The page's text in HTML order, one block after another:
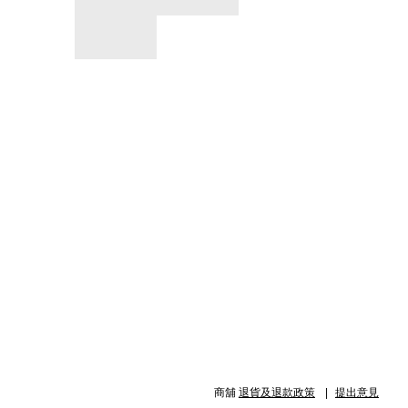
商舖 退貨及退款政策 提出意見